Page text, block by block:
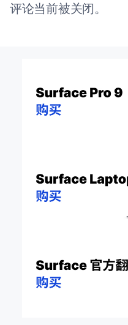
评论当前被关闭。